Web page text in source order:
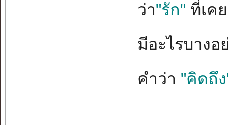
ว่า"รัก" ที่เค
มีอะไรบาง
คำว่า "คิดถึ